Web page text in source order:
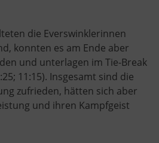
die Everswinklerinnen
konnten es am Ende aber
und unterlagen im Tie-Break
11:15). Insgesamt sind die
zufrieden, hätten sich aber
und ihren Kampfgeist